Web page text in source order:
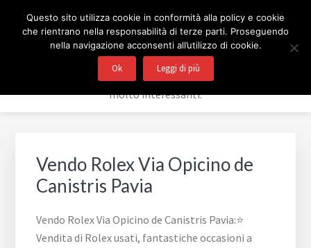
navigazione
COMPRO E VENDO ROLEX
BERGAMO
⭐ Vendita di Rolex usati, fantastiche occasioni a prezzi
molto interessanti.
Vendo Rolex Via Opicino de
Canistris Pavia
Vendo Rolex Via Opicino de Canistris Pavia:⭐
Vendita di Rolex usati, fantastiche occasioni a
Questo sito utilizza cookie in conformità alla policy e cookie
che rientrano nella responsabilità di terze parti. Proseguendo
nella navigazione acconsenti all’utilizzo di cookie.
Ok Leggi di più